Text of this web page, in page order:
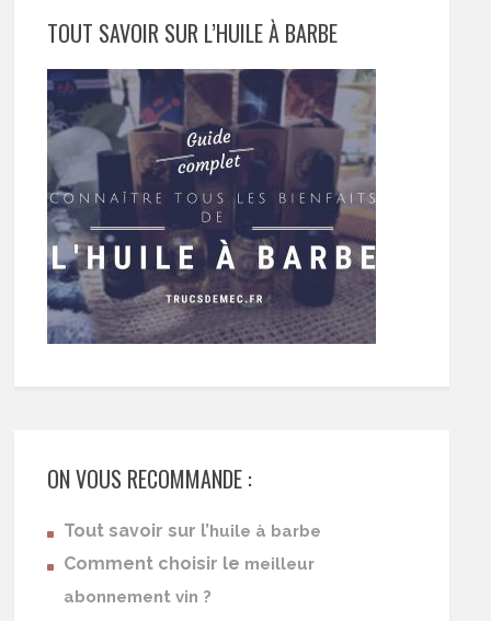
TOUT SAVOIR SUR L’HUILE À BARBE
ON VOUS RECOMMANDE :
Tout savoir sur l’huile à barbe
Comment choisir le meilleur
abonnement vin ?